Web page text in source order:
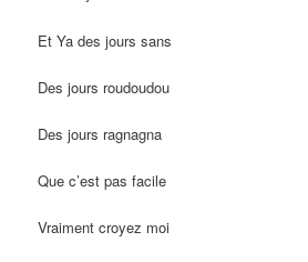
Et Ya des jours sans
Des jours roudoudou
Des jours ragnagna
Que c’est pas facile
Vraiment croyez moi